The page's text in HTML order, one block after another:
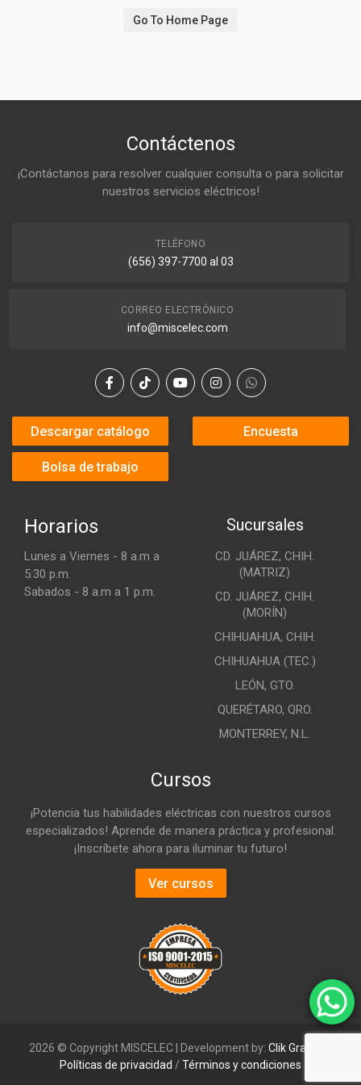
Go To Home Page
Contáctenos
¡Contáctanos para resolver cualquier consulta o para solicitar
nuestros servicios eléctricos!
TELÉFONO
(656) 397-7700 al 03
CORREO ELECTRÓNICO
info@miscelec.com
Descargar catálogo Encuesta
Bolsa de trabajo
Horarios
Lunes a Viernes - 8 a.m a
5:30 p.m.
Sabados - 8 a.m a 1 p.m.
Sucursales
CD. JUÁREZ, CHIH.
(MATRIZ)
CD. JUÁREZ, CHIH.
(MORÍN)
CHIHUAHUA, CHIH.
CHIHUAHUA (TEC.)
LEÓN, GTO.
QUERÉTARO, QRO.
MONTERREY, N.L.
Cursos
¡Potencia tus habilidades eléctricas con nuestros cursos
especializados! Aprende de manera práctica y profesional.
¡Inscríbete ahora para iluminar tu futuro!
Ver cursos
2026 © Copyright MISCELEC | Development by: Clik Graphics
Políticas de privacidad / Términos y condiciones